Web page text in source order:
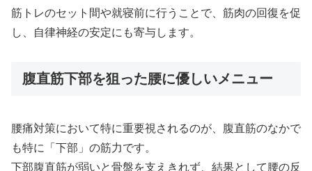
筋トレのセット間や就寝前に行うことで、筋肉の回復を促
し、自律神経の安定にも寄与します。
腹直筋下部を狙った腰に優しいメニュー
腰痛対策において特に重要視されるのが、腹直筋のなかで
も特に「下部」の筋力です。
下部腹直筋が弱いと骨盤を支えきれず、結果として腰の反